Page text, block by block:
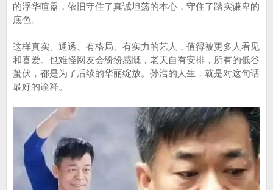
的浮华喧嚣，依旧守住了真诚坦荡的本心，守住了踏实谦卑的
底色。
这样真实、通透、有格局、有实力的艺人，值得被更多人看见
和喜爱。也难怪网友会纷纷感慨，老天自有安排，所有的低谷
蛰伏，都是为了后续的华丽绽放。孙浩的人生，就是对这句话
最好的诠释。